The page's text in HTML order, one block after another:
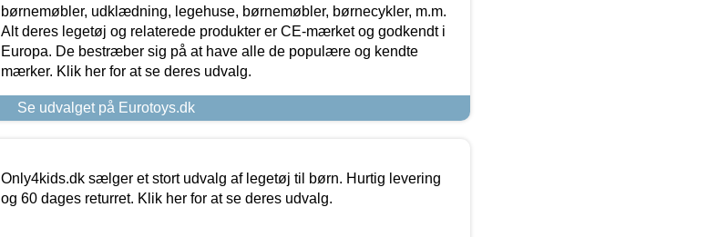
børnemøbler, udklædning, legehuse, børnemøbler, børnecykler, m.m.
Alt deres legetøj og relaterede produkter er CE-mærket og godkendt i
Europa. De bestræber sig på at have alle de populære og kendte
mærker. Klik her for at se deres udvalg.
Se udvalget på Eurotoys.dk
Only4kids.dk sælger et stort udvalg af legetøj til børn. Hurtig levering
og 60 dages returret. Klik her for at se deres udvalg.